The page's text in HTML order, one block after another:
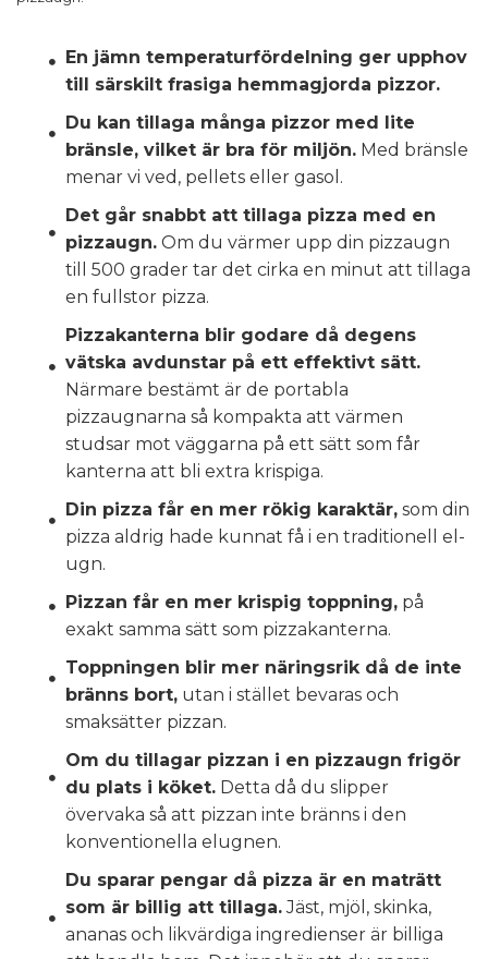
En jämn temperaturfördelning ger upphov
till särskilt frasiga hemmagjorda pizzor.
Du kan tillaga många pizzor med lite
bränsle, vilket är bra för miljön. Med bränsle
menar vi ved, pellets eller gasol.
Det går snabbt att tillaga pizza med en
pizzaugn. Om du värmer upp din pizzaugn
till 500 grader tar det cirka en minut att tillaga
en fullstor pizza.
Pizzakanterna blir godare då degens
vätska avdunstar på ett effektivt sätt.
Närmare bestämt är de portabla
pizzaugnarna så kompakta att värmen
studsar mot väggarna på ett sätt som får
kanterna att bli extra krispiga.
Din pizza får en mer rökig karaktär, som din
pizza aldrig hade kunnat få i en traditionell el-
ugn.
Pizzan får en mer krispig toppning, på
exakt samma sätt som pizzakanterna.
Toppningen blir mer näringsrik då de inte
bränns bort, utan i stället bevaras och
smaksätter pizzan.
Om du tillagar pizzan i en pizzaugn frigör
du plats i köket. Detta då du slipper
övervaka så att pizzan inte bränns i den
konventionella elugnen.
Du sparar pengar då pizza är en maträtt
som är billig att tillaga.Jäst, mjöl, skinka,
ananas och likvärdiga ingredienser är billiga